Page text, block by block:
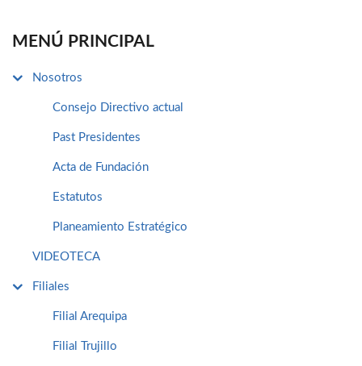
MENÚ PRINCIPAL
Nosotros
Consejo Directivo actual
Past Presidentes
Acta de Fundación
Estatutos
Planeamiento Estratégico
VIDEOTECA
Filiales
Filial Arequipa
Filial Trujillo